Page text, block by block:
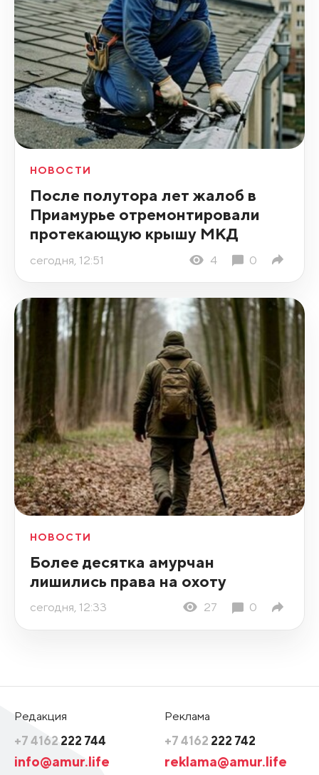
НОВОСТИ
После полутора лет жалоб в
Приамурье отремонтировали
протекающую крышу МКД
сегодня, 12:51 4 0
НОВОСТИ
Более десятка амурчан
лишились права на охоту
сегодня, 12:33 27 0
Редакция
+7 4162 222 744
info@amur.life
Реклама
+7 4162 222 742
reklama@amur.life